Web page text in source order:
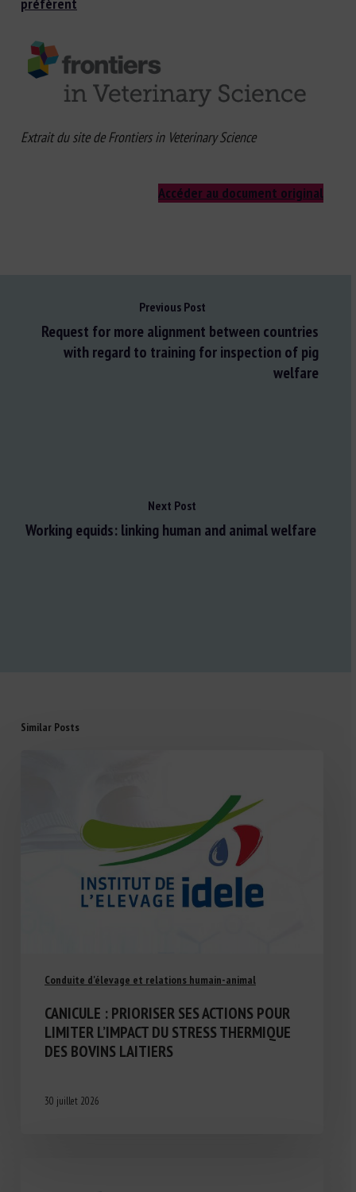
Extrait du site de Frontiers in Veterinary Science
Accéder au document original
Previous Post
Request for more alignment between countries
with regard to training for inspection of pig
welfare
Next Post
Working equids: linking human and animal welfare
Similar Posts
Conduite d'élevage et relations humain-animal
CANICULE : PRIORISER SES ACTIONS POUR
LIMITER L’IMPACT DU STRESS THERMIQUE
DES BOVINS LAITIERS
30 juillet 2026